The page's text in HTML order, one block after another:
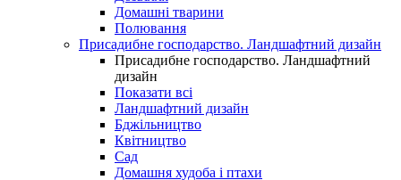
Домашні тварини
Полювання
Присадибне господарство. Ландшафтний дизайн
Присадибне господарство. Ландшафтний
дизайн
Показати всі
Ландшафтний дизайн
Бджільництво
Квітництво
Сад
Домашня худоба і птахи